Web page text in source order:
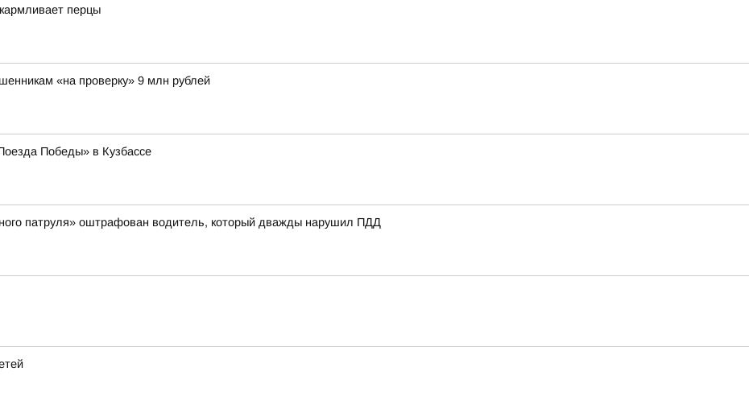
перцы
«на проверку» 9 млн рублей
Победы» в Кузбассе
патруля» оштрафован водитель, который дважды нарушил ПДД